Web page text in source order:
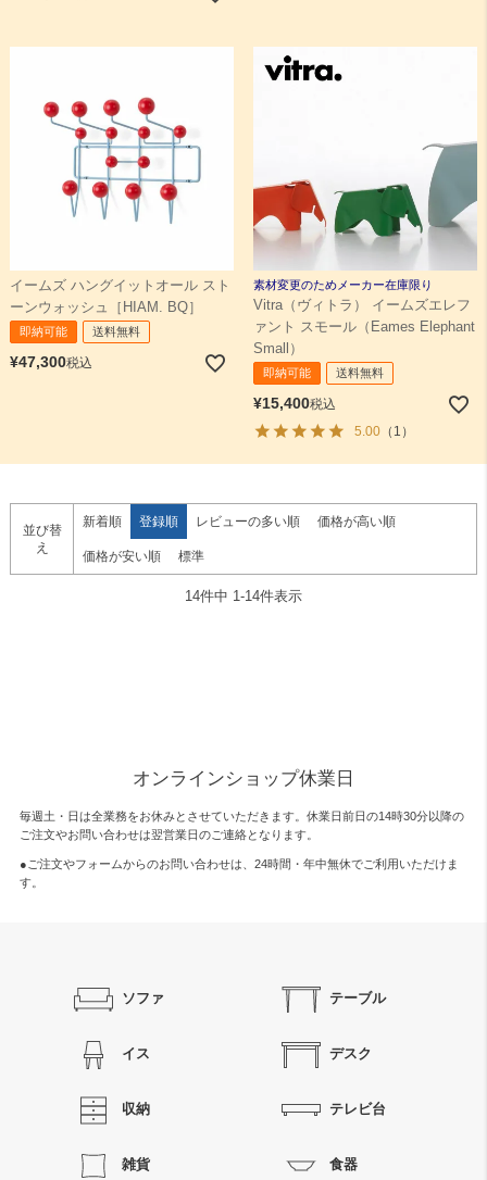
イームズ ハングイットオール スト
ーンウォッシュ［HIAM. BQ］
即納可能 送料無料
¥47,300税込
素材変更のためメーカー在庫限り
Vitra（ヴィトラ） イームズエレフ
ァント スモール（Eames Elephant
Small）
即納可能 送料無料
¥15,400税込
5.00（1）
並び替
え
新着順 登録順 レビューの多い順 価格が高い順
価格が安い順 標準
14件中 1 -14件表示
オンラインショップ休業日
毎週土・日は全業務をお休みとさせていただきます。休業日前日の14時30分以降の
ご注文やお問い合わせは翌営業日のご連絡となります。
●ご注文やフォームからのお問い合わせは、 24時間・年中無休でご利用いただけま
す。
ソファ テーブル
イス デスク
収納 テレビ台
雑貨 食器